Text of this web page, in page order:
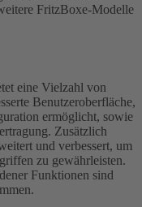
FritzBoxe-Modelle
eine Vielzahl von
Benutzeroberfläche,
ermöglicht, sowie
Zusätzlich
und verbessert, um
zu gewährleisten.
Funktionen sind